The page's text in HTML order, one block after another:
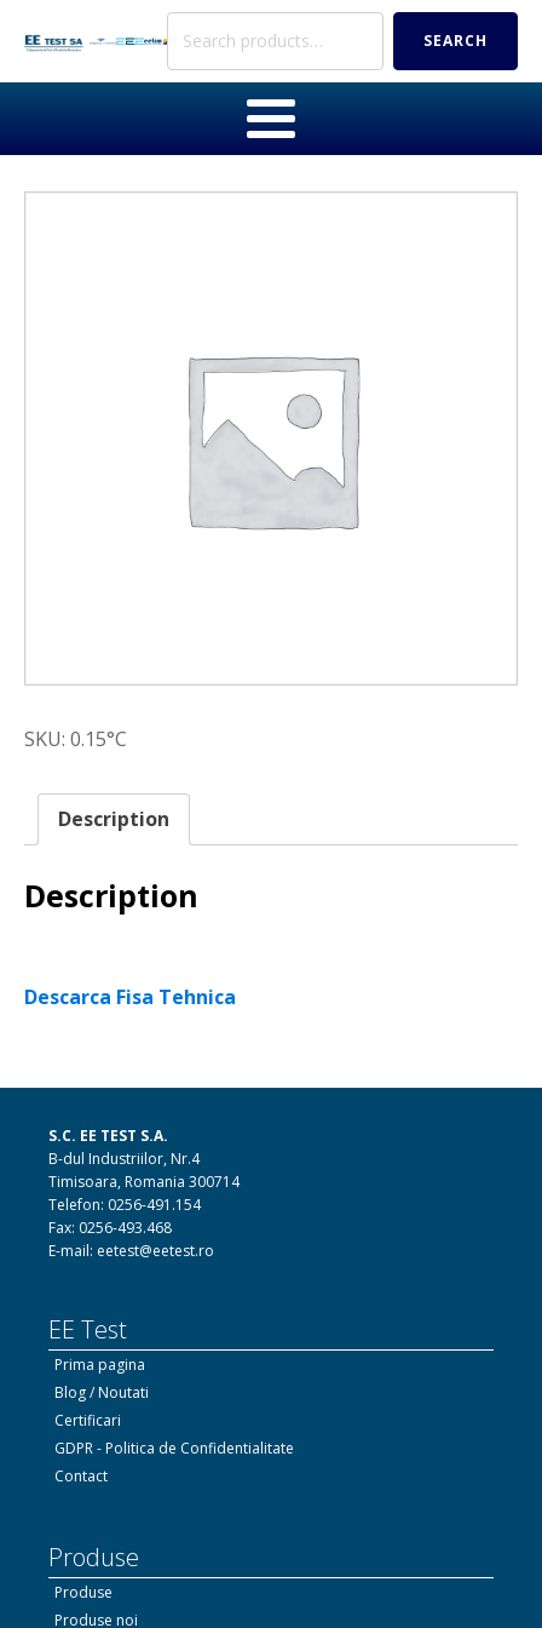
Search
SEARCH
SKU: 0.15°C
Description
Description
Descarca Fisa Tehnica
S.C. EE TEST S.A.
B-dul Industriilor, Nr.4
Timisoara, Romania 300714
Telefon: 0256-491.154
Fax: 0256-493.468
E-mail: eetest@eetest.ro
EE Test
Prima pagina
Blog / Noutati
Certificari
GDPR - Politica de Confidentialitate
Contact
Produse
Produse
Produse noi